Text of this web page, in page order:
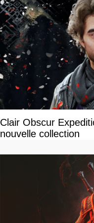
Clair Obscur
nouvelle collection